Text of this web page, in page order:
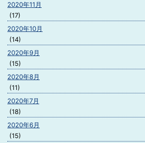
2020年11月
(17)
2020年10月
(14)
2020年9月
(15)
2020年8月
(11)
2020年7月
(18)
2020年6月
(15)